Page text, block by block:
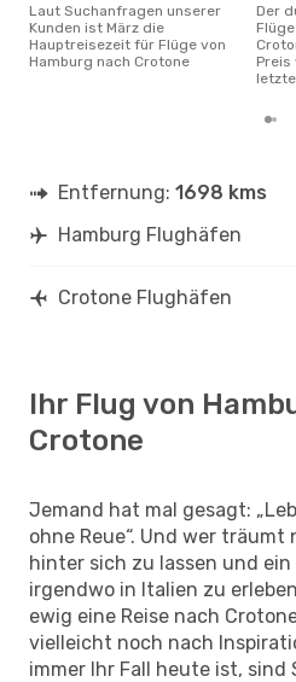
Laut Suchanfragen unserer
Kunden ist März die
Hauptreisezeit für Flüge von
Hamburg nach Crotone
Der durchschnittliche Preis für
Entfernung: 1698 kms
Hamburg Flughäfen
Crotone Flughäfen
Ihr Flug von
Crotone
Jemand hat mal gesagt:
ohne Reue“. Und wer
hinter sich zu lassen und
irgendwo in Italien zu
ewig eine Reise nach
vielleicht noch nach
immer Ihr Fall heute ist, sind